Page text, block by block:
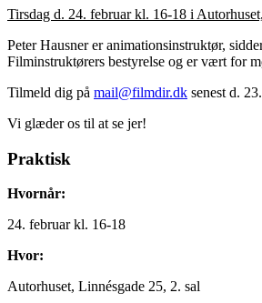
Tirsdag d. 24. februar kl. 16-18 i
Peter Hausner er animationsinstruktør,
Filminstruktørers bestyrelse og er vært for
Tilmeld dig på mail@filmdir.dk senest d.
Vi glæder os til at se jer!
Praktisk
Hvornår:
24. februar kl. 16-18
Hvor:
Autorhuset, Linnésgade 25, 2. sal